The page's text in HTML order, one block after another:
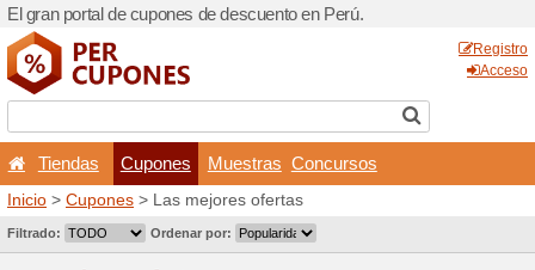
El gran portal de cupones